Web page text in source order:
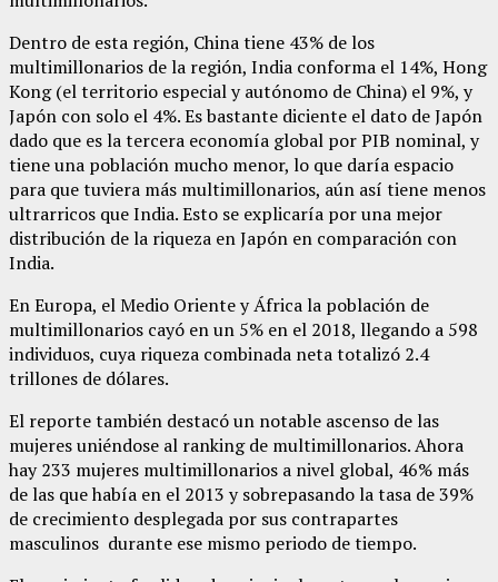
Dentro de esta región, China tiene 43% de los
multimillonarios de la región, India conforma el 14%, Hong
Kong (el territorio especial y autónomo de China) el 9%, y
Japón con solo el 4%. Es bastante diciente el dato de Japón
dado que es la tercera economía global por PIB nominal, y
tiene una población mucho menor, lo que daría espacio
para que tuviera más multimillonarios, aún así tiene menos
ultrarricos que India. Esto se explicaría por una mejor
distribución de la riqueza en Japón en comparación con
India.
En Europa, el Medio Oriente y África la población de
multimillonarios cayó en un 5% en el 2018, llegando a 598
individuos, cuya riqueza combinada neta totalizó 2.4
trillones de dólares.
El reporte también destacó un notable ascenso de las
mujeres uniéndose al ranking de multimillonarios. Ahora
hay 233 mujeres multimillonarios a nivel global, 46% más
de las que había en el 2013 y sobrepasando la tasa de 39%
de crecimiento desplegada por sus contrapartes
masculinos durante ese mismo periodo de tiempo.